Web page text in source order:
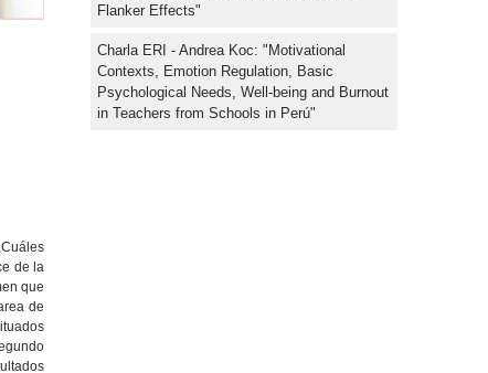
de la
que
de
Flanker Effects"
Charla ERI - Andrea Koc: "Motivational
Contexts, Emotion Regulation, Basic
Psychological Needs, Well-being and Burnout
in Teachers from Schools in Perú"